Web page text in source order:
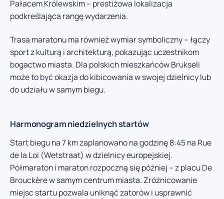
Pałacem Królewskim – prestiżowa lokalizacja
podkreślająca rangę wydarzenia.
Trasa maratonu ma również wymiar symboliczny – łączy
sport z kulturą i architekturą, pokazując uczestnikom
bogactwo miasta. Dla polskich mieszkańców Brukseli
może to być okazja do kibicowania w swojej dzielnicy lub
do udziału w samym biegu.
Harmonogram niedzielnych startów
Start biegu na 7 km zaplanowano na godzinę 8:45 na Rue
de la Loi (Wetstraat) w dzielnicy europejskiej.
Półmaraton i maraton rozpoczną się później – z placu De
Brouckère w samym centrum miasta. Zróżnicowanie
miejsc startu pozwala uniknąć zatorów i usprawnić